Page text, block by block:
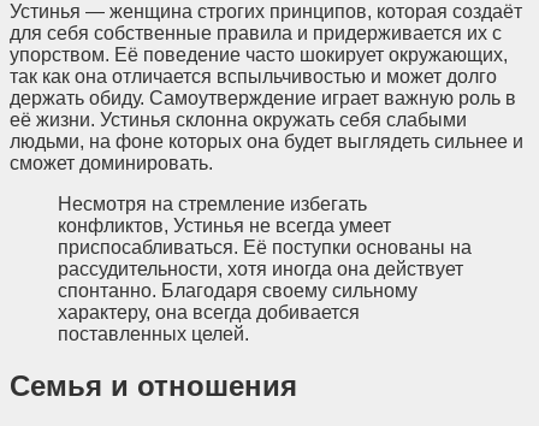
Устинья — женщина строгих принципов, которая создаёт
для себя собственные правила и придерживается их с
упорством. Её поведение часто шокирует окружающих,
так как она отличается вспыльчивостью и может долго
держать обиду. Самоутверждение играет важную роль в
её жизни. Устинья склонна окружать себя слабыми
людьми, на фоне которых она будет выглядеть сильнее и
сможет доминировать.
Несмотря на стремление избегать
конфликтов, Устинья не всегда умеет
приспосабливаться. Её поступки основаны на
рассудительности, хотя иногда она действует
спонтанно. Благодаря своему сильному
характеру, она всегда добивается
поставленных целей.
Семья и отношения